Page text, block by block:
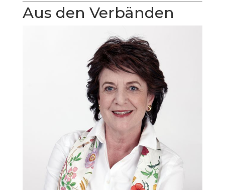
Aus den Verbänden